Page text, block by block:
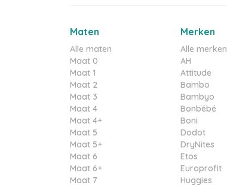
Maten
Alle maten
Maat 0
Maat 1
Maat 2
Maat 3
Maat 4
Maat 4+
Maat 5
Maat 5+
Maat 6
Maat 6+
Maat 7
Merken
Alle merken
AH
Attitude
Bambo
Bambyo
Bonbébé
Boni
Dodot
DryNites
Etos
Europrofit
Huggies